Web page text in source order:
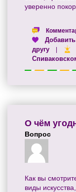
уверенно
другу
О чём
Вопрос
Как вы
виды